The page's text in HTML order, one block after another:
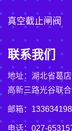
真空截止闸阀
联系我们
地址：湖北省葛
高新三路光谷联
邮箱：
电话： 027-